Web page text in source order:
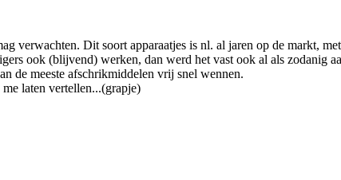
verwachten. Dit soort apparaatjes is nl. al jaren op de markt,
ook (blijvend) werken, dan werd het vast ook al als zodanig
de meeste afschrikmiddelen vrij snel wennen.
laten vertellen...(grapje)